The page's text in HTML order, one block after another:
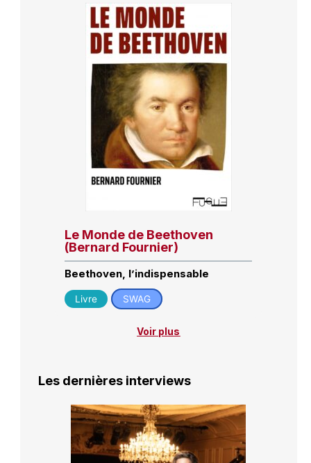
Le Monde de Beethoven
(Bernard Fournier)
Beethoven, l’indispensable
Livre SWAG
Voir plus
Les dernières interviews